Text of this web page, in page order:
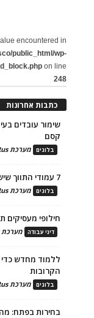
encountered in
public_html/wp-
on line
248
כתבות אחרונות
קסם
בלוגים מערכת HRus
7 עמודי התווך שיש להציב בבסיס תהליך הגיוס ומיתוג המעסיק
בלוגים מערכת HRus
חילופי
דיני עבודה מערכת HRus
ללמוד מחדש
הקרובות
בלוגים מערכת HRus
בחירות בפתח: